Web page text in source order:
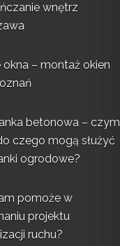
wnętrz
okna – montaż okien
betonowa – czym
czego mogą służyć
ogrodowe?
pomoże w
projektu
ruchu?